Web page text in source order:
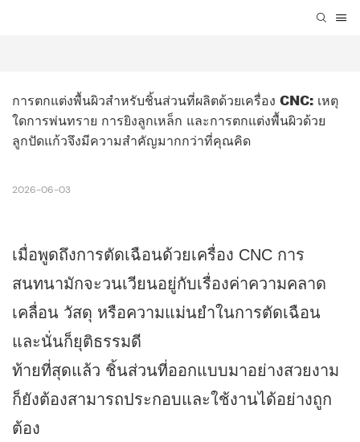
การตกแต่งพื้นผิวสำหรับชิ้นส่วนที่ผลิตด้วยเครื่อง CNC: เหตุ
ใดการพ่นทราย การยิงลูกเหล็ก และการตกแต่งพื้นผิวด้วย
ลูกปัดแก้วจึงมีความสำคัญมากกว่าที่คุณคิด
2026-06-03
เมื่อพูดถึงการตัดเฉือนด้วยเครื่อง CNC การ
สนทนามักจะวนเวียนอยู่กับเรื่องค่าความคลาด
เคลื่อน วัสดุ หรือความแม่นยำในการตัดเฉือน
และนั่นก็ยุติธรรมดี
ท้ายที่สุดแล้ว ชิ้นส่วนที่ออกแบบมาอย่างสวยงาม
ก็ยังต้องสามารถประกอบและใช้งานได้อย่างถูก
ต้อง